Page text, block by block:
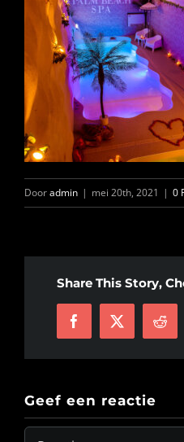
INFO
OPENINGSTIJDEN
CONTACT
ANDERE VESTIGINGEN
Dooradmin | mei 20th, 2021 | 0
Share This Story,
Facebook
X
Geef een reactie
Reactie